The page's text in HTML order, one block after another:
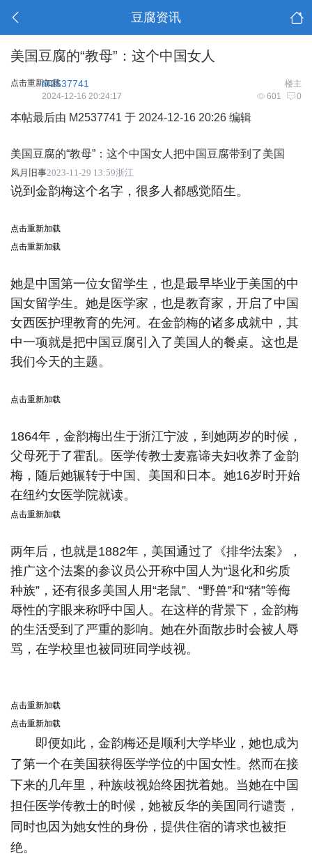
豆腐资讯
美国豆腐的“教母”：这个中国女人
点击重新加载 楼主
M2537741
601 0
2024-12-16 20:24:17
本帖最后由 M2537741 于 2024-12-16 20:26 编辑
美国豆腐的“教母”：这个中国女人把中国豆腐带到了美国
风月旧事2023-11-29 13:59浙江
说到金韵梅这个名字，很多人都感觉陌生。
点击重新加载
点击重新加载
她是中国第一位女留学生，也是最早毕业于美国的中
国女留学生。她是医学家，也是教育家，开启了中国
女西医护理教育的先河。在金韵梅的诸多成就中，其
中一项就是把中国豆腐引入了美国人的餐桌。这也是
我们今天的主题。
点击重新加载
1864年，金韵梅出生于浙江宁波，到她两岁的时候，
父母死于了霍乱。医学传教士麦嘉谛夫妇收养了金韵
梅，随后她辗转于中国、美国和日本。 她16岁时开始
在纽约女医学院就读。
点击重新加载
两年后，也就是1882年，美国通过了《排华法案》，
推广这个法案的参议员公开称中国人为“退化和劣质
种族”，还有很多美国人用“老鼠”、“野兽”和“猪”等侮
辱性的字眼来称呼中国人。 在这样的背景下，金韵梅
的生活受到了严重的影响。她在外面散步时会被人辱
骂，在学校里也被同班同学歧视。
点击重新加载
点击重新加载
即便如此，金韵梅还是顺利大学毕业，她也成为
了第一个在美国获得医学学位的中国女性。然而在接
下来的几年里，种族歧视始终困扰着她。当她在中国
担任医学传教士的时候，她被反华的美国同行谴责，
同时也因为她女性的身份，提供住宿的请求也被拒
绝。